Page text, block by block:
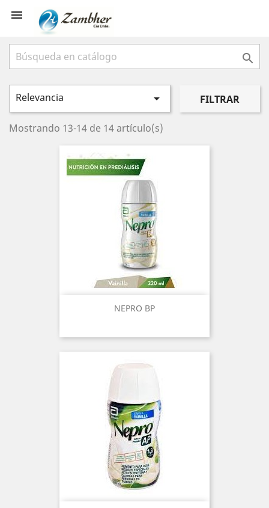


Relevancia  FILTRAR
Mostrando 13-14 de 14 artículo(s)
NEPRO BP